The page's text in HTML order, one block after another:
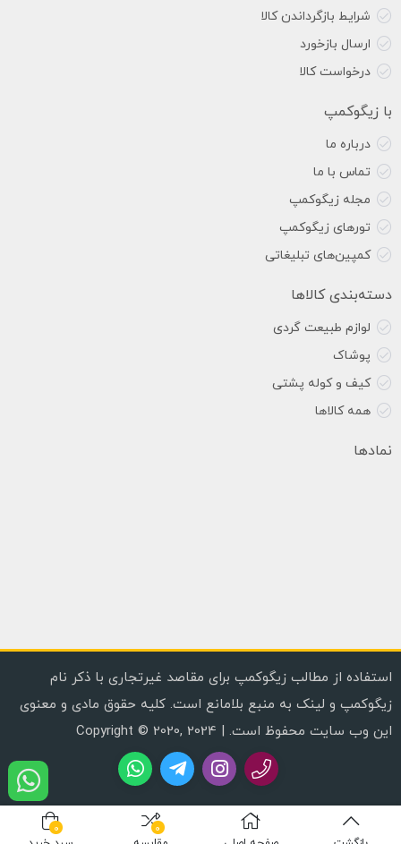
شرایط بازگرداندن کالا
ارسال بازخورد
درخواست کالا
با زیگوکمپ
درباره ما
تماس با ما
مجله زیگوکمپ
تورهای زیگوکمپ
کمپین‌های تبلیغاتی
دسته‌بندی کالاها
لوازم طبیعت گردی
پوشاک
کیف و کوله پشتی
همه کالاها
نمادها
استفاده از مطالب زیگوکمپ برای مقاصد غیرتجاری با ذکر نام
زیگوکمپ و لینک به منبع بلامانع است. کلیه حقوق مادی و معنوی
این وب سایت محفوظ است. | Copyright © 2020, 2024
0
0